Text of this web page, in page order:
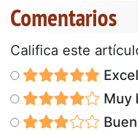
Comentarios
Califica este
Muy